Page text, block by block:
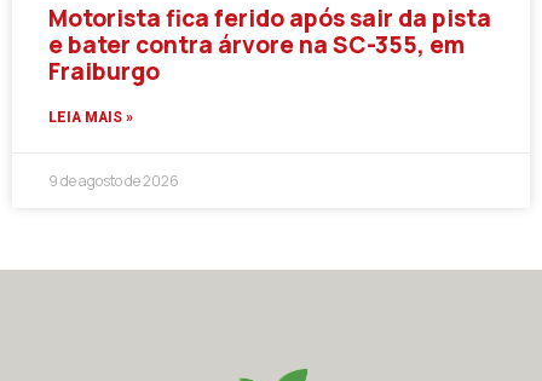
Motorista fica ferido após sair da pista
e bater contra árvore na SC-355, em
Fraiburgo
LEIA MAIS »
9 de agosto de 2026